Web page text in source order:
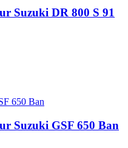
Suzuki DR 800 S 91
Suzuki GSF 650 Ban